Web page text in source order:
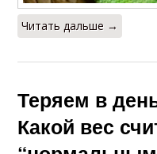
Читать дальше →
Теряем в
Какой вес